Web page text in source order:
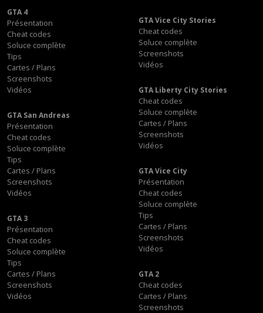
GTA 4
Présentation
Cheat codes
Soluce complète
Tips
Cartes / Plans
Screenshots
Vidéos
GTA Vice City Stories
Cheat codes
Soluce complète
Screenshots
Vidéos
GTA Liberty City Stories
Cheat codes
Soluce complète
Cartes / Plans
Screenshots
Vidéos
GTA San Andreas
Présentation
Cheat codes
Soluce complète
Tips
Cartes / Plans
Screenshots
Vidéos
GTA Vice City
Présentation
Cheat codes
Soluce complète
Tips
Cartes / Plans
Screenshots
Vidéos
GTA 3
Présentation
Cheat codes
Soluce complète
Tips
Cartes / Plans
Screenshots
Vidéos
GTA 2
Cheat codes
Cartes / Plans
Screenshots